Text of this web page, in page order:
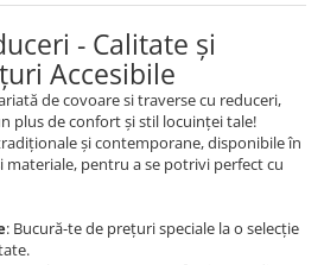
- Calitate și
Accesibile
de covoare si traverse cu reduceri,
plus de confort și stil locuinței tale!
și contemporane, disponibile în
materiale, pentru a se potrivi perfect cu
: Bucură-te de prețuri speciale la o selecție